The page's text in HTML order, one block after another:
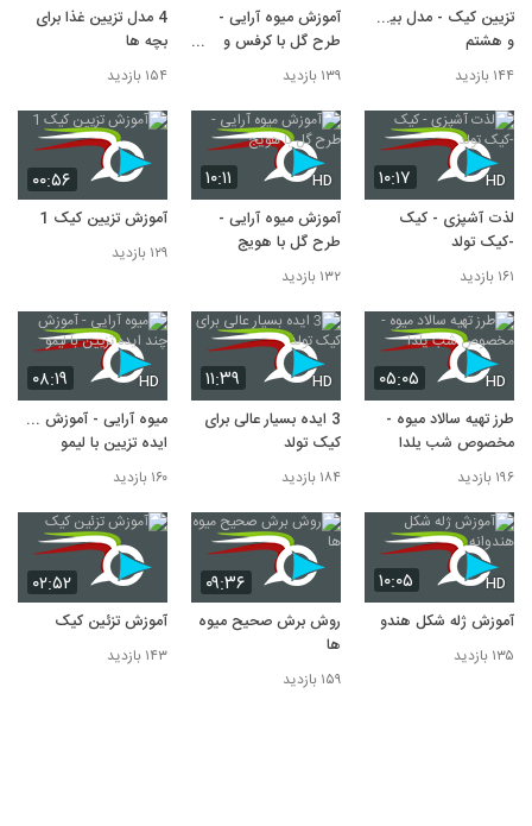
تزیین کیک - مدل بیست
و هشتم
۱۴۴ بازدید
آموزش میوه آرایی -
طرح گل با کرفس و
سیب
۱۳۹ بازدید
4 مدل تزیین غذا برای
بچه ها
۱۵۴ بازدید
۱۰:۱۷ HD
لذت آشپزی - کیک
-کیک تولد
۱۶۱ بازدید
۱۰:۱۱ HD
آموزش میوه آرایی -
طرح گل با هویج
۱۳۲ بازدید
۰۰:۵۶
آموزش تزیین کیک 1
۱۲۹ بازدید
۰۵:۰۵ HD
طرز تهیه سالاد میوه -
مخصوص شب یلدا
۱۹۶ بازدید
۱۱:۳۹ HD
3 ایده بسیار عالی برای
کیک تولد
۱۸۴ بازدید
۰۸:۱۹ HD
میوه آرایی - آموزش چند
ایده تزیین با لیمو
۱۶۰ بازدید
۱۰:۰۵ HD
۱۳۵ بازدید
۰۹:۳۶
روش برش صحیح میوه
ها
۱۵۹ بازدید
۰۲:۵۲
آموزش تزئین کیک
۱۴۳ بازدید